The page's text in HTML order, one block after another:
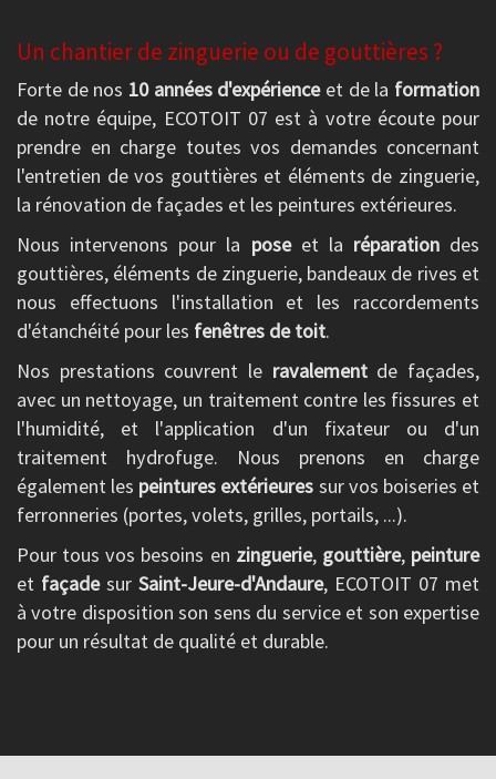
Un chantier de zinguerie ou de gouttières ?
Forte de nos 10 années d'expérienceet de la formation
de notre équipe, ECOTOIT 07 est à votre écoute pour
prendre en charge toutes vos demandes concernant
l'entretien de vos gouttières et éléments de zinguerie,
la rénovation de façades et les peintures extérieures.
Nous intervenons pour la poseet la réparationdes
gouttières, éléments de zinguerie, bandeaux de rives et
nous effectuons l'installation et les raccordements
d'étanchéité pour les fenêtres de toit.
Nos prestations couvrent le ravalementde façades,
avec un nettoyage, un traitement contre les fissures et
l'humidité, et l'application d'un fixateur ou d'un
traitement hydrofuge. Nous prenons en charge
également les peintures extérieures sur vos boiseries et
ferronneries (portes, volets, grilles, portails, ...).
Pour tous vos besoins en zinguerie, gouttière, peinture
et façadesur Saint-Jeure-d'Andaure, ECOTOIT 07 met
à votre disposition son sens du service et son expertise
pour un résultat de qualité et durable.